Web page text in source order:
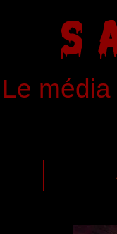
Le